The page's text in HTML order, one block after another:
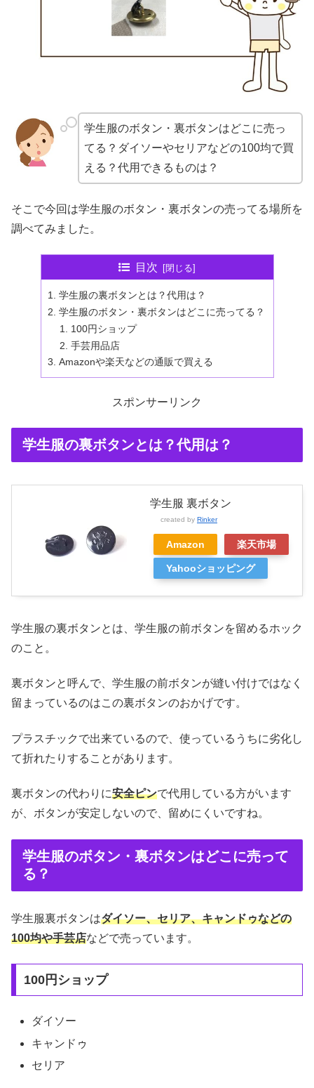
学生服のボタン・裏ボタンはどこに売っ
てる？ダイソーやセリアなどの100均で買
える？代用できるものは？
そこで今回は学生服のボタン・裏ボタンの売ってる場所を
調べてみました。
目次
学生服の裏ボタンとは？代用は？
学生服のボタン・裏ボタンはどこに売ってる？
100円ショップ
手芸用品店
Amazonや楽天などの通販で買える
スポンサーリンク
学生服の裏ボタンとは？代用は？
学生服 裏ボタン
created by Rinker
Amazon 楽天市場
Yahooショッピング
学生服の裏ボタンとは、学生服の前ボタンを留めるホック
のこと。
裏ボタンと呼んで、学生服の前ボタンが縫い付けではなく
留まっているのはこの裏ボタンのおかげです。
プラスチックで出来ているので、使っているうちに劣化し
て折れたりすることがあります。
裏ボタンの代わりに安全ピンで代用している方がいます
が、ボタンが安定しないので、留めにくいですね。
学生服のボタン・裏ボタンはどこに売って
る？
学生服裏ボタンはダイソー、セリア、キャンドゥなどの
100均や手芸店などで売っています。
100円ショップ
ダイソー
キャンドゥ
セリア